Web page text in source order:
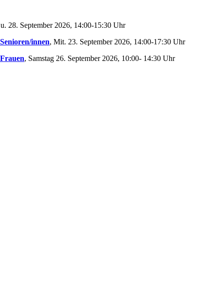
28. September 2026, 14:00-15:30 Uhr
Senioren/innen, Mit. 23. September 2026, 14:00-17:30 Uhr
, Samstag 26. September 2026, 10:00- 14:30 Uhr